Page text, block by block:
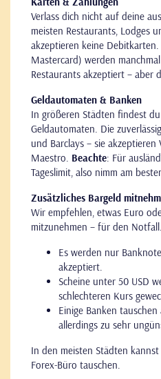
Verlass dich nicht auf deine
meisten Restaurants, Lodges
akzeptieren keine
Mastercard) werden
Restaurants akzeptiert – aber
Geldautomaten & Banken
In größeren Städten findest
Geldautomaten. Die
und Barclays – sie
Maestro. Beachte: Für
Tageslimit, also nimm am
Zusätzliches Bargeld
Wir empfehlen, etwas Euro
mitzunehmen – für den
Es werden nur
akzeptiert.
Scheine unter 50 USD
schlechteren Kurs
Einige Banken
allerdings zu sehr
In den meisten Städten
Forex-Büro tauschen.